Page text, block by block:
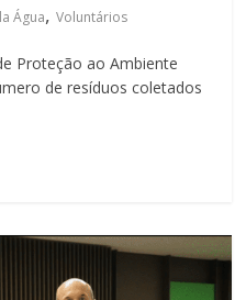
Água,Voluntários
Proteção ao Ambiente
de resíduos coletados